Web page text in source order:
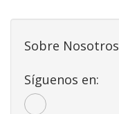
Sobre Nosotros
Síguenos en: